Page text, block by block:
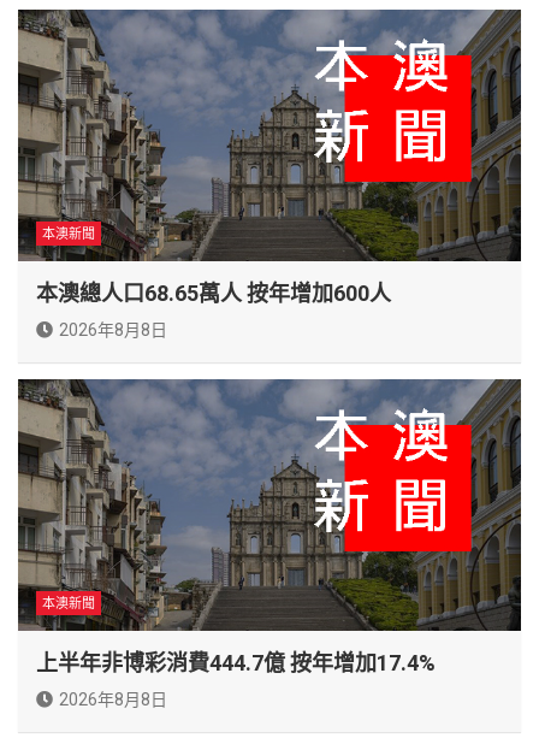
本澳新聞
本澳總人口68.65萬人 按年增加600人
2026年8月8日
本澳新聞
上半年非博彩消費444.7億 按年增加17.4%
2026年8月8日